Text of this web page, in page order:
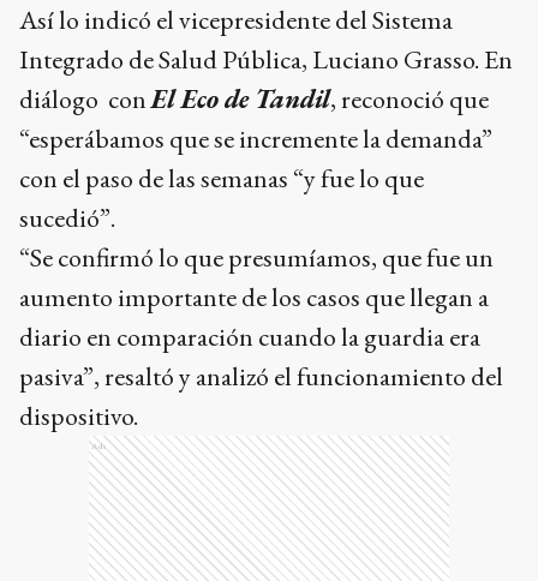
Así lo indicó el vicepresidente del Sistema
Integrado de Salud Pública, Luciano Grasso. En
diálogo conEl Eco de Tandil, reconoció que
“esperábamos que se incremente la demanda”
con el paso de las semanas “y fue lo que
sucedió”.
“Se confirmó lo que presumíamos, que fue un
aumento importante de los casos que llegan a
diario en comparación cuando la guardia era
pasiva”, resaltó y analizó el funcionamiento del
dispositivo.
Ads